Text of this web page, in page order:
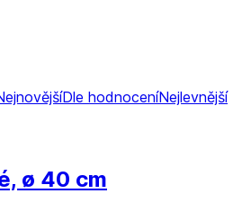
Dle hodnoceníNejlevnější
ø 40 cm